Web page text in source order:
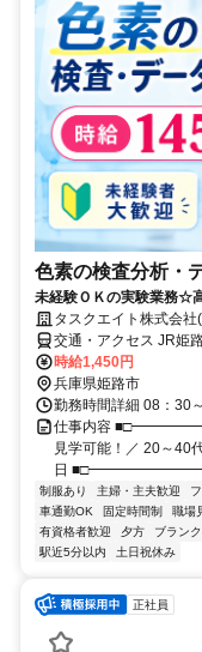
色素の検査分析・
未経験ＯＫの実験業務☆
タスクエイト株式会社
交通・アクセス JR姫
時給1,450円
兵庫県姫路市
勤務時間詳細 08：30
仕事内容
見学可能！／ 20～40
日
制服あり 主婦・主夫歓迎
車通勤OK
固定時間制 職場
有資格者歓迎
夕方 ブラン
駅近5分以内
土日祝休み
正社員